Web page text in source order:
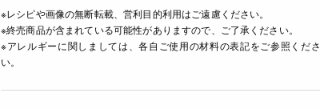
※レシピや画像の無断転載、営利目的利用はご遠慮ください。
※終売商品が含まれている可能性がありますので、ご了承ください。
※アレルギーに関しましては、各自ご使用の材料の表記をご参照くださ
い。